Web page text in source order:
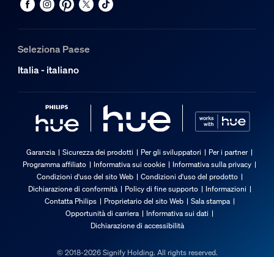
Seleziona Paese
Italia - italiano
Garanzia Sicurezza dei prodotti Per gli sviluppatori
Per i partner
Programma affiliato
Informativa sui cookie
Informativa sulla privacy
Condizioni d'uso del sito Web
Condizioni d'uso del prodotto
Dichiarazione di conformità
Policy di fine supporto
Informazioni
Contatta Philips
Proprietario del sito Web
Sala stampa
Opportunità di carriera
Informativa sui dati
Dichiarazione di accessibilità
© 2018-2026 Signify Holding. All rights reserved.